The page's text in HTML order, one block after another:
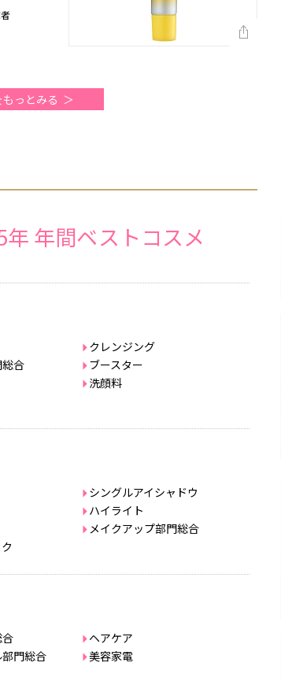
っとみる
年間ベストコスメ
クレンジング
合
ブースター
洗顔料
シングルアイシャドウ
ハイライト
メイクアップ部門総合
ヘアケア
門総合 美容家電